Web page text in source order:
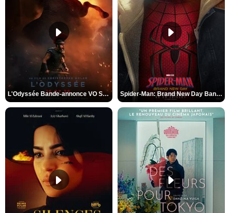
L'Odyssée Bande-annonce VO STFR Spider-Man: Brand New Day Bande-annonce VO STFR